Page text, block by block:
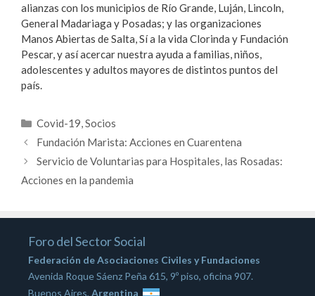
alianzas con los municipios de Río Grande, Luján, Lincoln,
General Madariaga y Posadas; y las organizaciones
Manos Abiertas de Salta, Sí a la vida Clorinda y Fundación
Pescar, y así acercar nuestra ayuda a familias, niños,
adolescentes y adultos mayores de distintos puntos del
país.
Categorías
Covid-19 Socios
Fundación Marista: Acciones en Cuarentena
Servicio de Voluntarias para Hospitales, las Rosadas:
Acciones en la pandemia
Foro del Sector Social
Federación de Asociaciones Civiles y Fundaciones
Avenida Roque Sáenz Peña 615, 9º piso, oficina 907.
Buenos Aires, Argentina